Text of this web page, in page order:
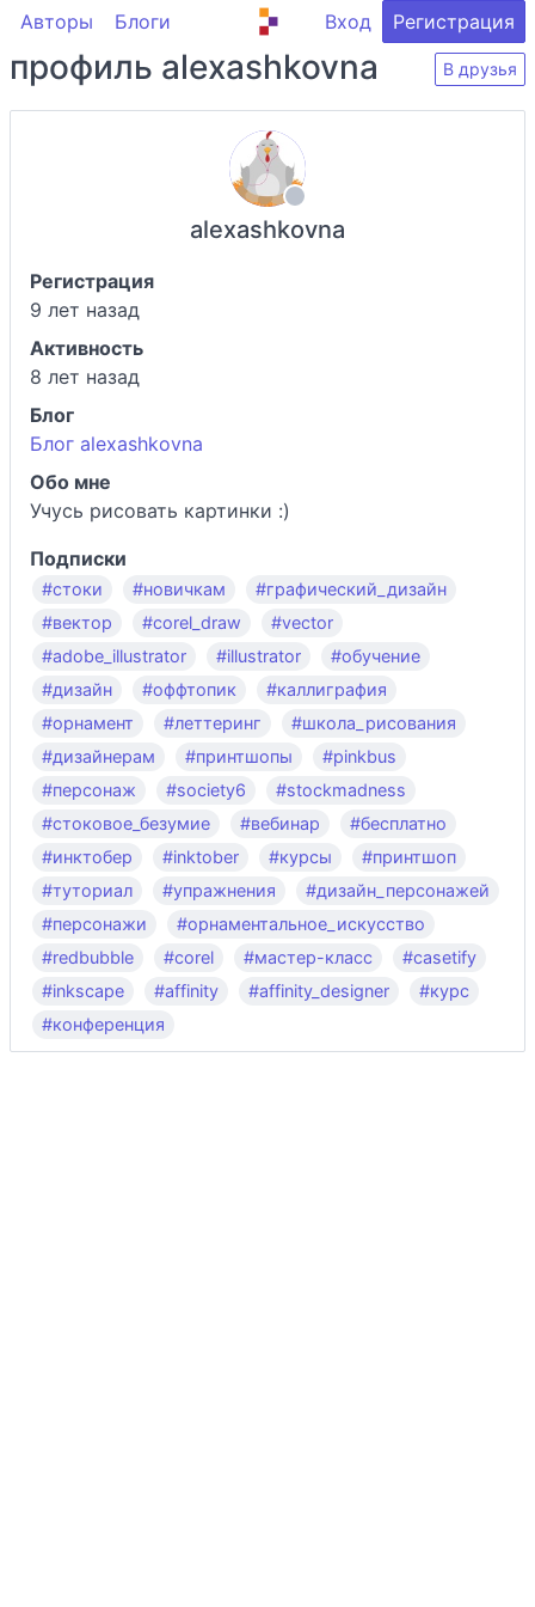
Авторы Блоги Вход Регистрация
профиль alexashkovna В друзья
alexashkovna
Регистрация
9 лет назад
Активность
8 лет назад
Блог
Блог alexashkovna
Обо мне
Учусь рисовать картинки :)
Подписки
#стоки #новичкам
#графический_дизайн
#вектор
#corel_draw
#vector
#adobe_illustrator
#illustrator
#обучение
#дизайн
#оффтопик
#каллиграфия
#орнамент
#леттеринг
#школа_рисования
#дизайнерам
#принтшопы
#pinkbus
#персонаж
#society6
#stockmadness
#стоковое_безумие
#вебинар
#бесплатно
#инктобер
#inktober #курсы
#принтшоп
#туториал
#упражнения
#дизайн_персонажей
#персонажи
#орнаментальное_искусство
#redbubble
#corel #мастер-класс
#casetify
#inkscape
#affinity #affinity_designer
#курс
#конференция